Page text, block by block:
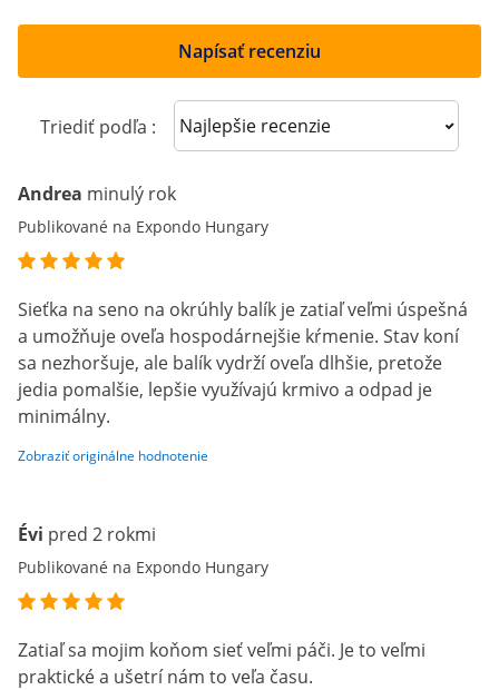
Napísať recenziu
Triediť podľa : Sort reviews
Andrea minulý rok
Publikované na Expondo Hungary
Sieťka na seno na okrúhly balík je zatiaľ veľmi úspešná
a umožňuje oveľa hospodárnejšie kŕmenie. Stav koní
sa nezhoršuje, ale balík vydrží oveľa dlhšie, pretože
jedia pomalšie, lepšie využívajú krmivo a odpad je
minimálny.
Zobraziť originálne hodnotenie
Évi pred 2 rokmi
Publikované na Expondo Hungary
Zatiaľ sa mojim koňom sieť veľmi páči. Je to veľmi
praktické a ušetrí nám to veľa času.